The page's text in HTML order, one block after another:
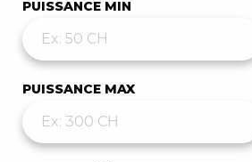
PUISSANCE MIN
PUISSANCE MAX